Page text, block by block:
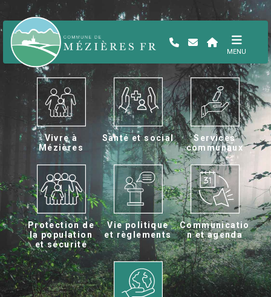
MENU
Vivre à
Mézières
Santé et social
Services
communaux
Protection de
la population
et sécurité
Vie politique
et règlements
Communicatio
n et agenda